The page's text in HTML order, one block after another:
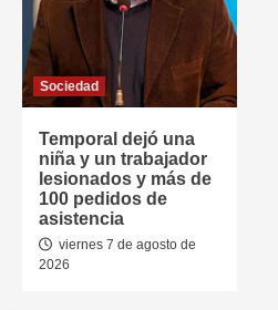
Sociedad
Temporal dejó una
niña y un trabajador
lesionados y más de
100 pedidos de
asistencia
viernes 7 de agosto de
2026